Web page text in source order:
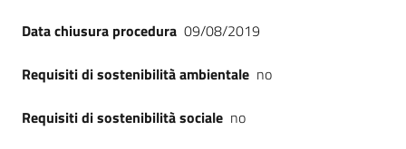
Data chiusura procedura 09/08/2019
Requisiti di sostenibilità ambientale no
Requisiti di sostenibilità sociale no